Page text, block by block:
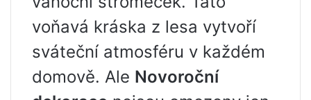
voňavá kráska z lesa vytvoří
sváteční atmosféru v každém
domově. Ale Novoroční